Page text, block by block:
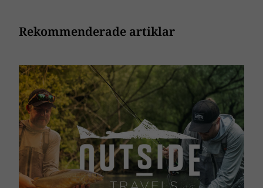
Rekommenderade artiklar